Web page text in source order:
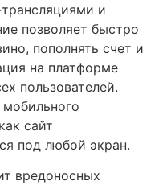
и
позволяет быстро
пополнять счет и
на платформе
пользователей.
сайт
под любой экран.
вредоносных